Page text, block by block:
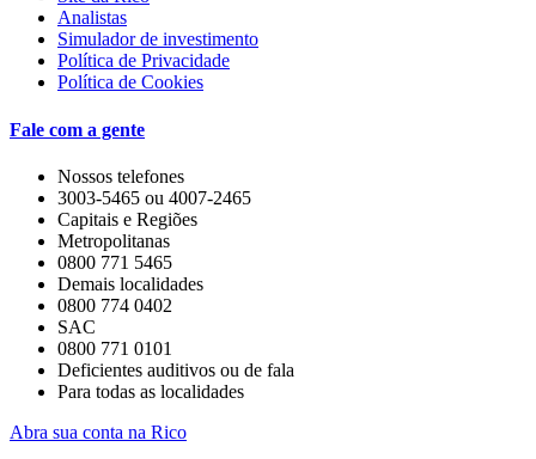
Analistas
Simulador de investimento
Política de Privacidade
Política de Cookies
Fale com a gente
Nossos telefones
3003-5465 ou 4007-2465
Capitais e Regiões
Metropolitanas
0800 771 5465
Demais localidades
0800 774 0402
SAC
0800 771 0101
Deficientes auditivos ou de fala
Para todas as localidades
Abra sua conta na Rico